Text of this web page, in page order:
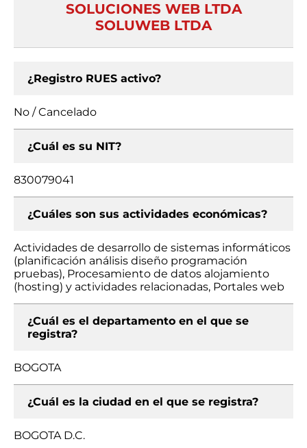
SOLUCIONES WEB LTDA
SOLUWEB LTDA
¿Registro RUES activo?
No / Cancelado
¿Cuál es su NIT?
830079041
¿Cuáles son sus actividades económicas?
Actividades de desarrollo de sistemas informáticos
(planificación análisis diseño programación
pruebas), Procesamiento de datos alojamiento
(hosting) y actividades relacionadas, Portales web
¿Cuál es el departamento en el que se
registra?
BOGOTA
¿Cuál es la ciudad en el que se registra?
BOGOTA D.C.